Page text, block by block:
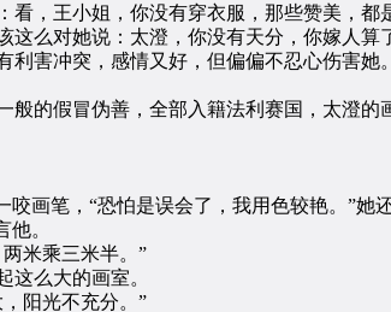
，王小姐，你没有穿衣服，那些赞美，都
么对她说：太澄，你没有天分，你嫁人算
害冲突，感情又好，但偏偏不忍心伤害她。
的假冒伪善，全部入籍法利赛国，太澄的
画笔，“恐怕是误会了，我用色较艳。”她还
。
米乘三米半。”
么大的画室。
阳光不充分。”